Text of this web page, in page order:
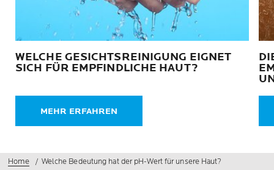
WELCHE GESICHTSREINIGUNG EIGNET
SICH FÜR EMPFINDLICHE HAUT?
MEHR ERFAHREN
Home Welche Bedeutung hat der pH-Wert für unsere Haut?